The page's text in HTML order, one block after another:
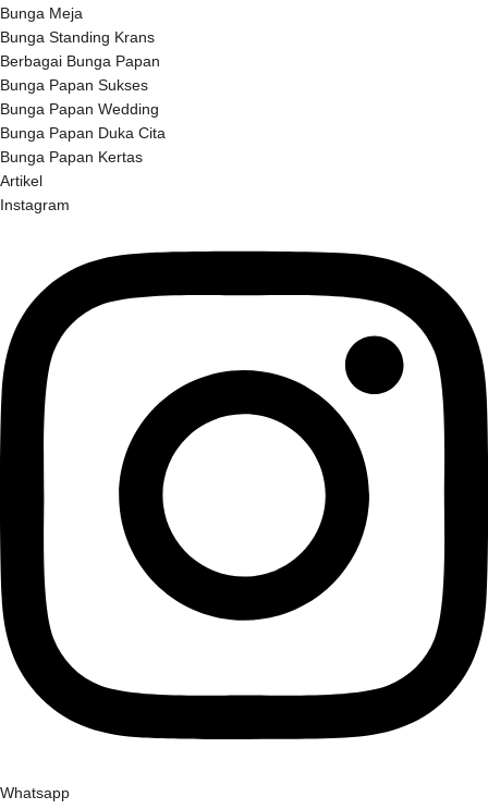
Bunga Meja
Bunga Standing Krans
Berbagai Bunga Papan
Bunga Papan Sukses
Bunga Papan Wedding
Bunga Papan Duka Cita
Bunga Papan Kertas
Artikel
Instagram
Whatsapp